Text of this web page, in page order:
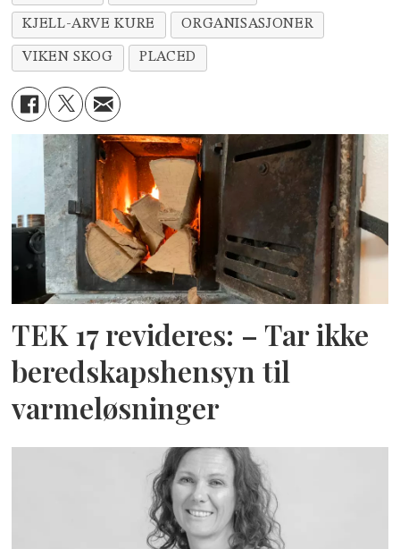
KJELL-ARVE KURE ORGANISASJONER
VIKEN SKOG PLACED
TEK 17 revideres: – Tar ikke
beredskapshensyn til
varmeløsninger